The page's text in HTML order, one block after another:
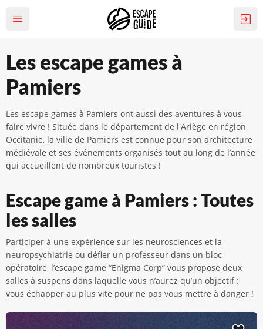
Les escape games à
Pamiers
Les escape games à Pamiers ont aussi des aventures à vous
faire vivre ! Située dans le département de l'Ariège en région
Occitanie, la ville de Pamiers est connue pour son architecture
médiévale et ses événements organisés tout au long de l’année
qui accueillent de nombreux touristes !
Escape game à Pamiers : Toutes
les salles
Participer à une expérience sur les neurosciences et la
neuropsychiatrie ou défier un professeur dans un bloc
opératoire, l’escape game “Enigma Corp” vous propose deux
salles à suspens dans laquelle vous n’aurez qu’un objectif :
vous échapper au plus vite pour ne pas vous mettre à danger !